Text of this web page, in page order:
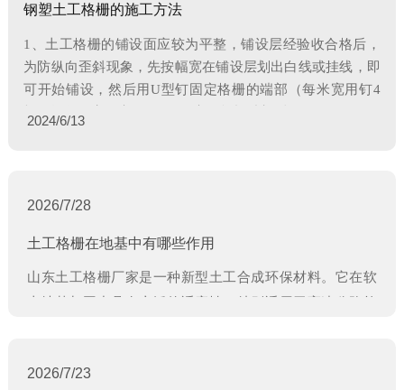
程案例
程案例
工程案例
钢塑土工格栅的施工方法
1、土工格栅的铺设面应较为平整，铺设层经验收合格后，
为防纵向歪斜现象，先按幅宽在铺设层划出白线或挂线，即
可开始铺设，然后用U型钉固定格栅的端部（每米宽用钉4
2024/6/13
2026/7/28
土工格栅在地基中有哪些作用
山东土工格栅厂家是一种新型土工合成环保材料。它在软
2026/7/23